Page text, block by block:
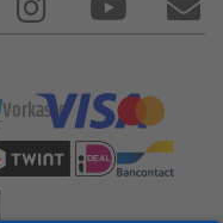
Vorkasse